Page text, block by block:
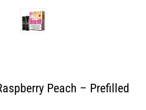
Peach – Prefilled